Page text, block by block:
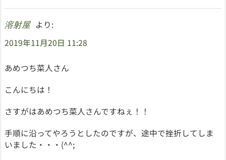
溶射屋
より:
2019年11月20日 11:28
あめつち菜人さん
こんにちは！
さすがはあめつち菜人さんですねぇ！！
手順に沿ってやろうとしたのですが、途中で挫折してしま
いました・・・(^^;